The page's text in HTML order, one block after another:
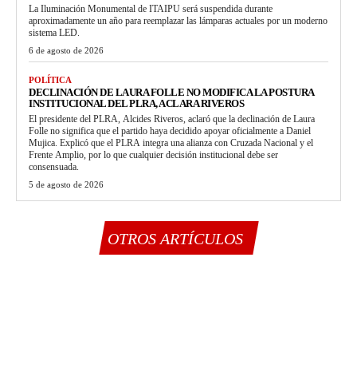
La Iluminación Monumental de ITAIPU será suspendida durante
aproximadamente un año para reemplazar las lámparas actuales por un moderno
sistema LED.
6 de agosto de 2026
POLÍTICA
DECLINACIÓN DE LAURA FOLLE NO MODIFICA LA POSTURA
INSTITUCIONAL DEL PLRA, ACLARA RIVEROS
El presidente del PLRA, Alcides Riveros, aclaró que la declinación de Laura
Folle no significa que el partido haya decidido apoyar oficialmente a Daniel
Mujica. Explicó que el PLRA integra una alianza con Cruzada Nacional y el
Frente Amplio, por lo que cualquier decisión institucional debe ser
consensuada.
5 de agosto de 2026
OTROS ARTÍCULOS